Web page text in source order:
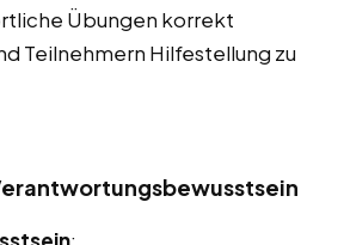
Übungen korrekt
Teilnehmern Hilfestellung zu